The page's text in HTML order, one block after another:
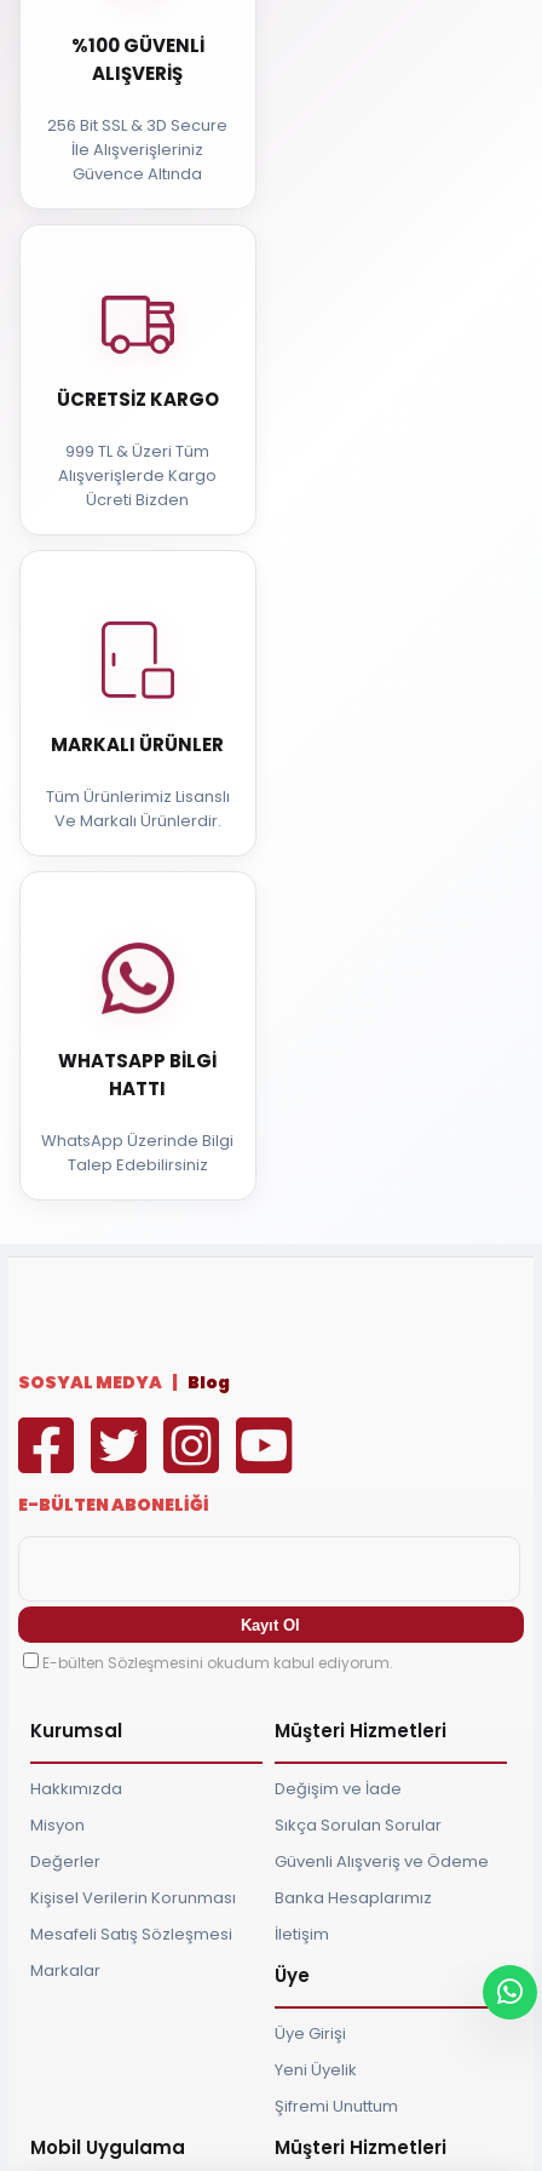
%100 GÜVENLI
ALIŞVERIŞ
256 Bit SSL & 3D Secure
İle Alışverişleriniz
Güvence Altında
ÜCRETSIZ KARGO
999 TL & Üzeri Tüm
Alışverişlerde Kargo
Ücreti Bizden
MARKALI ÜRÜNLER
Tüm Ürünlerimiz Lisanslı
Ve Markalı Ürünlerdir.
WHATSAPP BILGI
HATTI
WhatsApp Üzerinde Bilgi
Talep Edebilirsiniz
SOSYAL MEDYA | Blog
E-BÜLTEN ABONELİĞİ
E-bülten Sözleşmesini okudum kabul ediyorum.
Kurumsal
Hakkımızda
Misyon
Değerler
Kişisel Verilerin Korunması
Mesafeli Satış Sözleşmesi
Markalar
Müşteri Hizmetleri
Değişim ve İade
Sıkça Sorulan Sorular
Güvenli Alışveriş ve Ödeme
Banka Hesaplarımız
İletişim
Üye
Üye Girişi
Yeni Üyelik
Şifremi Unuttum
Mobil Uygulama Müşteri Hizmetleri